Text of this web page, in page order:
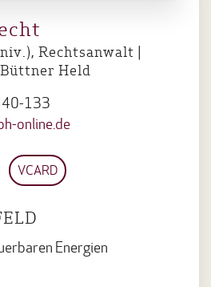
Rechtsanwalt |
Held
40-133
online.de
VCARD
Energien